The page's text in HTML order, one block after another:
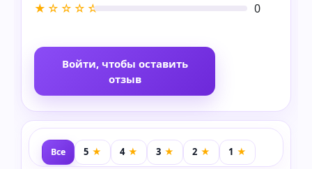
★☆☆☆☆
0
Войти, чтобы оставить
отзыв
Все